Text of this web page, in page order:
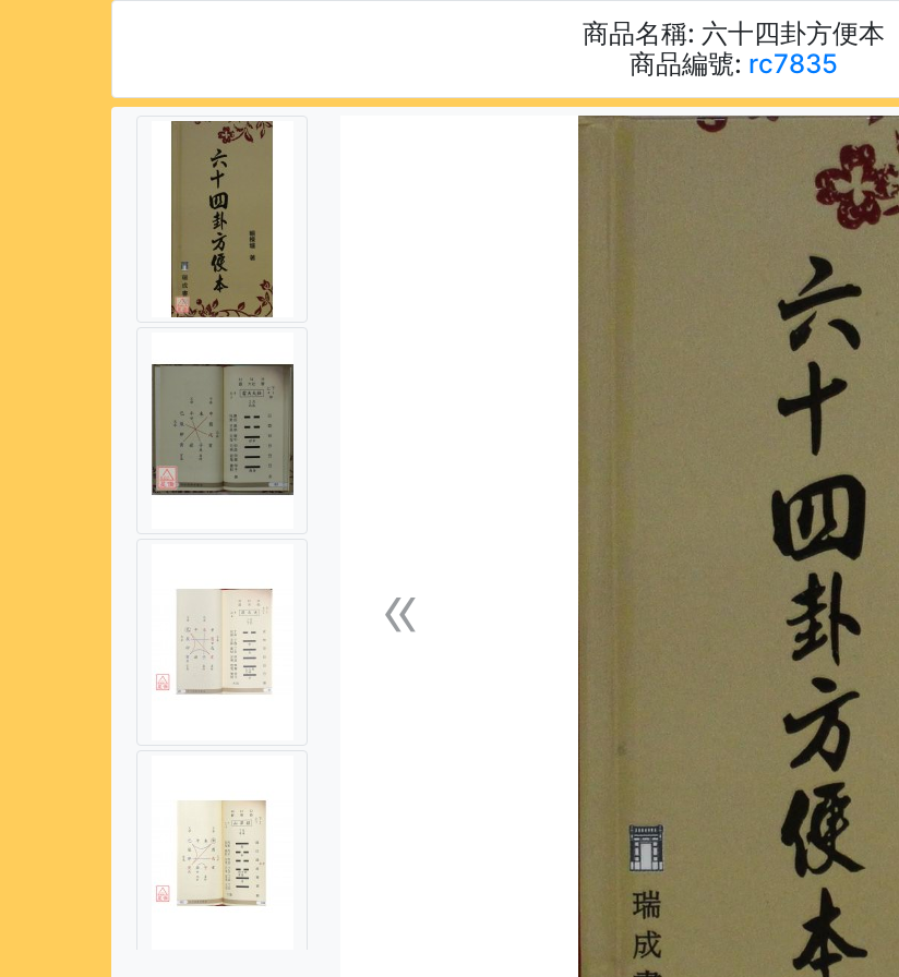
商品名稱: 六十四卦方便本
商品編號: rc7835
«上一張